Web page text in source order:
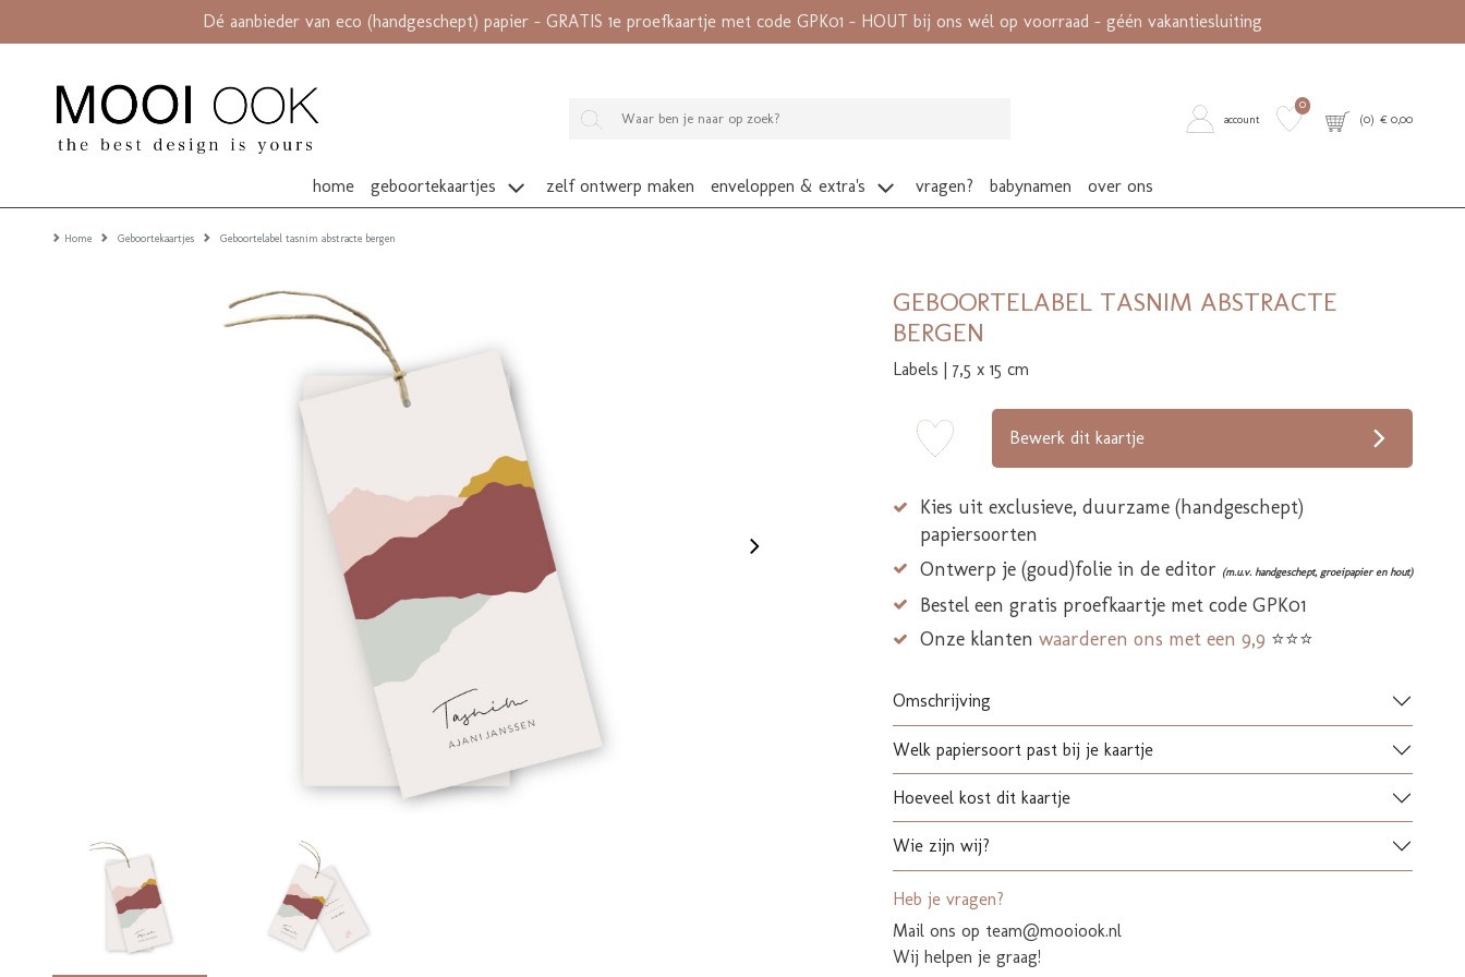
Dé aanbieder van eco (handgeschept) papier - GRATIS 1e proefkaartje met code GPK01 - HOUT bij ons wél op voorraad - géén vakantiesluiting
account
0
(0) € 0,00
home geboortekaartjes zelf ontwerp maken enveloppen & extra's vragen? babynamen over ons
Home Geboortekaartjes Geboortelabel tasnim abstracte bergen
GEBOORTELABEL TASNIM ABSTRACTE
BERGEN
Labels | 7,5 x 15 cm
Bewerk dit kaartje
Kies uit exclusieve, duurzame (handgeschept)
papiersoorten
Ontwerp je (goud)folie in de editor (m.u.v. handgeschept, groeipapier en hout)
Bestel een gratis proefkaartje met code GPK01
Onze klanten waarderen ons met een 9,9 ⭐⭐⭐
Omschrijving
Welk papiersoort past bij je kaartje
Hoeveel kost dit kaartje
Wie zijn wij?
Heb je vragen?
Mail ons op team@mooiook.nl
Wij helpen je graag!